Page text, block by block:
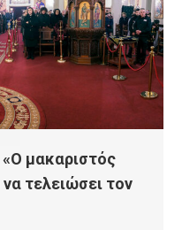
μακαριστός
τελειώσει τον